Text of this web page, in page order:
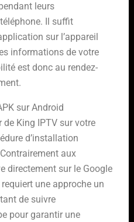
leurs
Il suffit
sur l’appareil
informations de votre
est donc au rendez-
sur Android
de King IPTV sur votre
d’installation
aux
directement sur le Google
une approche un
de suivre
pour garantir une